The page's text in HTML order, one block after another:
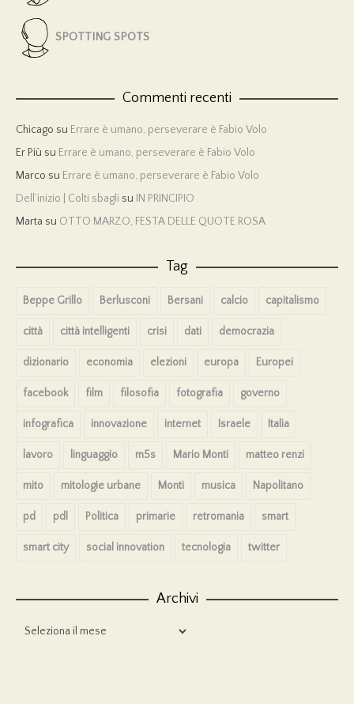
SPOTTING SPOTS
Commenti recenti
Chicago su Errare è umano, perseverare è Fabio Volo
Er Più su Errare è umano, perseverare è Fabio Volo
Marco su Errare è umano, perseverare è Fabio Volo
Dell’inizio | Colti sbagli su IN PRINCIPIO
Marta su OTTO MARZO, FESTA DELLE QUOTE ROSA
Tag
Beppe Grillo Berlusconi Bersani calcio capitalismo
città città intelligenti crisi dati democrazia
dizionario economia elezioni europa Europei
facebook film filosofia fotografia governo
infografica innovazione internet Israele Italia
lavoro linguaggio m5s Mario Monti matteo renzi
mito mitologie urbane Monti musica Napolitano
pd pdl Politica primarie retromania smart
smart city social innovation tecnologia twitter
Archivi
Archivi